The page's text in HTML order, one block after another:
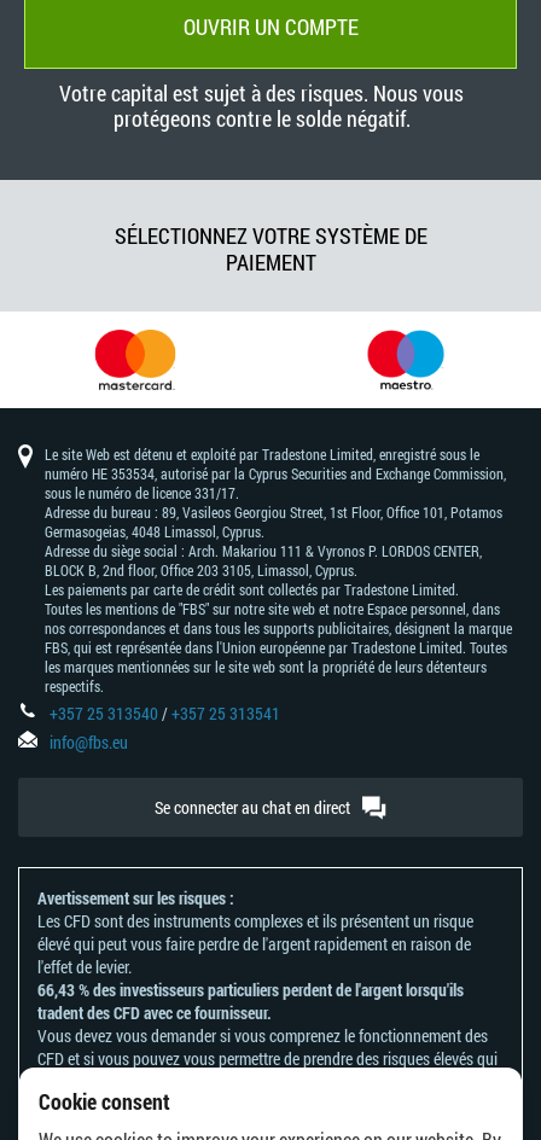
Cookie consent
OUVRIR UN COMPTE
Votre capital est sujet à des risques. Nous vous
protégeons contre le solde négatif.
SÉLECTIONNEZ VOTRE SYSTÈME DE
PAIEMENT
Le site Web est détenu et exploité par Tradestone Limited, enregistré sous le
numéro HE 353534, autorisé par la Cyprus Securities and Exchange Commission,
sous le numéro de licence 331/17.
Adresse du bureau : 89, Vasileos Georgiou Street, 1st Floor, Office 101, Potamos
Germasogeias, 4048 Limassol, Cyprus.
Adresse du siège social : Arch. Makariou 111 & Vyronos Р. LORDOS CENTER,
BLOCK В, 2nd floor, Office 203 3105, Limassol, Cyprus.
Les paiements par carte de crédit sont collectés par Tradestone Limited.
Toutes les mentions de "FBS" sur notre site web et notre Espace personnel, dans
nos correspondances et dans tous les supports publicitaires, désignent la marque
FBS, qui est représentée dans l'Union européenne par Tradestone Limited. Toutes
les marques mentionnées sur le site web sont la propriété de leurs détenteurs
respectifs.
+357 25 313540/+357 25 313541
info@fbs.eu
Se connecter au chat en direct
Avertissement sur les risques :
Les CFD sont des instruments complexes et ils présentent un risque
élevé qui peut vous faire perdre de l'argent rapidement en raison de
l'effet de levier.
66,43 % des investisseurs particuliers perdent de l'argent lorsqu'ils
tradent des CFD avec ce fournisseur.
Vous devez vous demander si vous comprenez le fonctionnement des
CFD et si vous pouvez vous permettre de prendre des risques élevés qui
Veuillez vous référer à notre
de divulgation des risques